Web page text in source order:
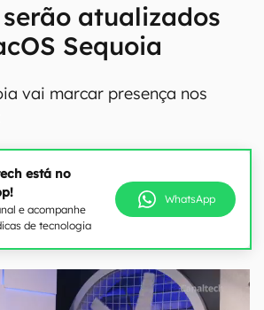
atualizados
Sequoia
vai marcar presença nos
está no
e acompanhe
de tecnologia
WhatsApp